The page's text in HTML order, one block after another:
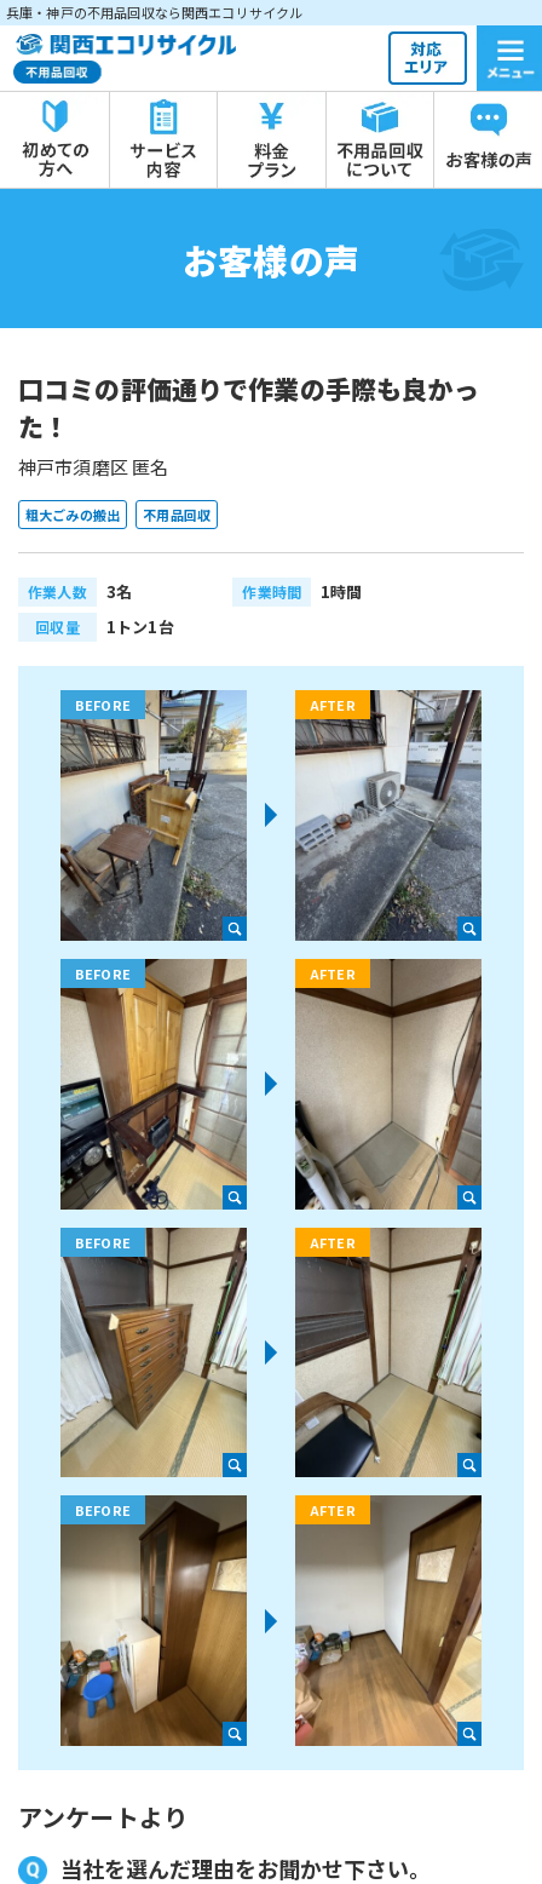
兵庫・神戸の不用品回収なら関西エコリサイクル
お客様の声
口コミの評価通りで作業の手際も良かっ
た！
神戸市須磨区 匿名
粗大ごみの搬出 不用品回収
作業人数 3名 作業時間 1時間
回収量 1トン1台
アンケートより
当社を選んだ理由をお聞かせ下さい。